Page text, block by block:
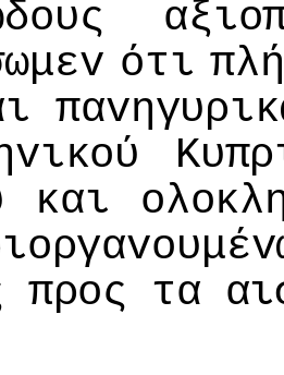
ότι
και
πρoς τα